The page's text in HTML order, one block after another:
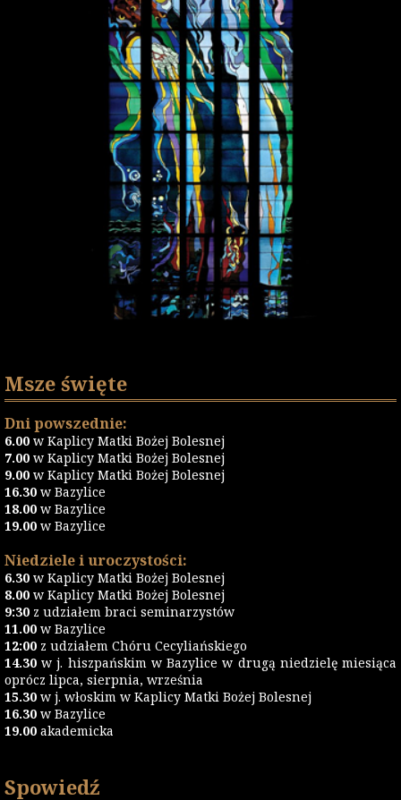
Msze święte
Dni powszednie:
6.00 w Kaplicy Matki Bożej Bolesnej
7.00 w Kaplicy Matki Bożej Bolesnej
9.00 w Kaplicy Matki Bożej Bolesnej
16.30 w Bazylice
18.00 w Bazylice
19.00 w Bazylice
Niedziele i uroczystości:
6.30 w Kaplicy Matki Bożej Bolesnej
8.00 w Kaplicy Matki Bożej Bolesnej
9:30 z udziałem braci seminarzystów
11.00 w Bazylice
12:00 z udziałem Chóru Cecyliańskiego
14.30 w j. hiszpańskim w Bazylice w drugą niedzielę miesiąca
oprócz lipca, sierpnia, września
15.30 w j. włoskim w Kaplicy Matki Bożej Bolesnej
16.30 w Bazylice
19.00 akademicka
Spowiedź